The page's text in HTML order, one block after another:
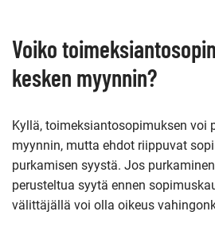
Voiko
kesken myynnin?
Kyllä, toimeksiantosopimuksen voi
myynnin, mutta ehdot riippuvat
purkamisen syystä. Jos
perusteltua syytä ennen
välittäjällä voi olla oikeus